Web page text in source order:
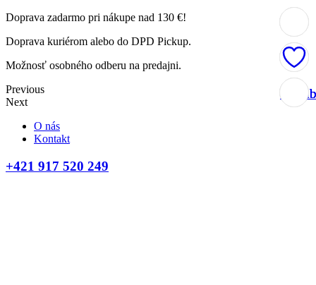
Doprava zadarmo pri nákupe nad 130 €!
Doprava kuriérom alebo do DPD Pickup.
Možnosť osobného odberu na predajni.
Previous
Next
O nás
Kontakt
+421 917 520 249